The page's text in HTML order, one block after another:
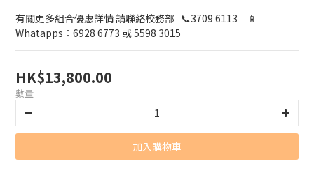
有關更多組合優惠詳情 請聯絡校務部   📞3709 6113｜📱
Whatapps：6928 6773 或 5598 3015
HK$13,800.00
數量
加入購物車